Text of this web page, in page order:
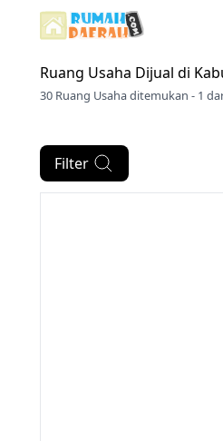
Ruang Usaha Dijual di
30 Ruang Usaha ditemukan - 1
Filter